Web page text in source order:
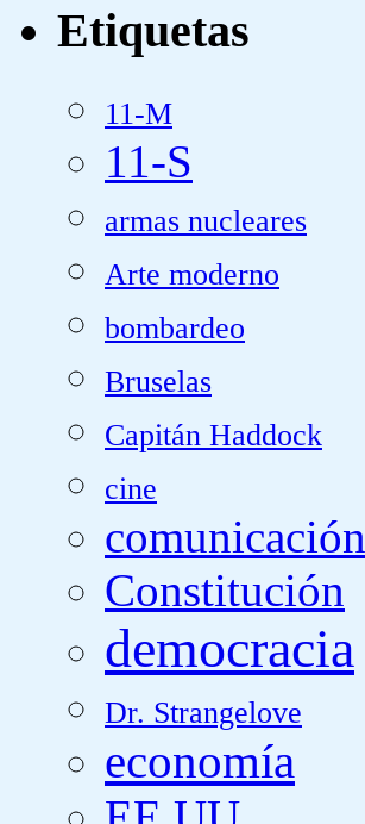
Etiquetas
11-M
11-S
armas nucleares
Arte moderno
bombardeo
Bruselas
Capitán Haddock
cine
comunicación
Constitución
democracia
Dr. Strangelove
economía